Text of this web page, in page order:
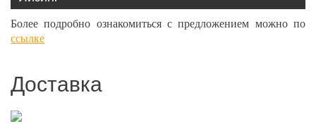
Более подробно ознакомиться с предложением можно по
ссылке
Доставка